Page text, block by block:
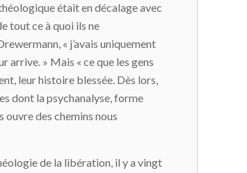
était en décalage avec
tout ce à quoi ils ne
« j’avais uniquement
arrive. » Mais « ce que les gens
leur histoire blessée. Dès lors,
dont la psychanalyse, forme
ouvre des chemins nous
de la libération, il y a vingt